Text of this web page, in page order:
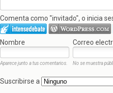
Comenta como "invitado", o inicia
Nombre Correo
Aparece junto a tus comentarios. No se muestra
Suscribirse a